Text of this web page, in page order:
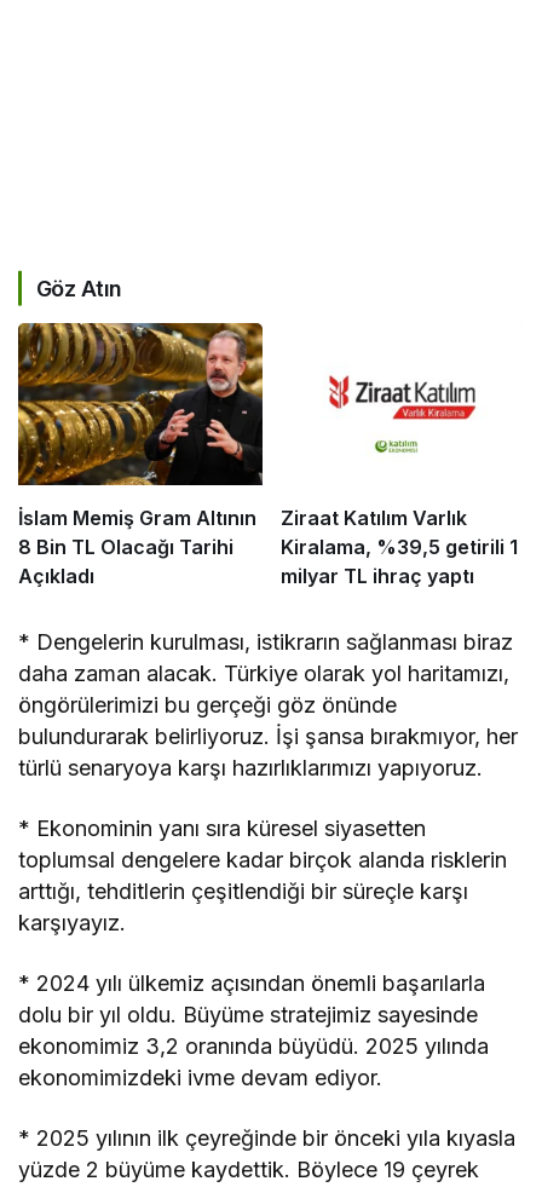
Göz Atın
İslam Memiş Gram Altının
8 Bin TL Olacağı Tarihi
Açıkladı
Ziraat Katılım Varlık
Kiralama, %39,5 getirili 1
milyar TL ihraç yaptı
* Dengelerin kurulması, istikrarın sağlanması biraz
daha zaman alacak. Türkiye olarak yol haritamızı,
öngörülerimizi bu gerçeği göz önünde
bulundurarak belirliyoruz. İşi şansa bırakmıyor, her
türlü senaryoya karşı hazırlıklarımızı yapıyoruz.
* Ekonominin yanı sıra küresel siyasetten
toplumsal dengelere kadar birçok alanda risklerin
arttığı, tehditlerin çeşitlendiği bir süreçle karşı
karşıyayız.
* 2024 yılı ülkemiz açısından önemli başarılarla
dolu bir yıl oldu. Büyüme stratejimiz sayesinde
ekonomimiz 3,2 oranında büyüdü. 2025 yılında
ekonomimizdeki ivme devam ediyor.
* 2025 yılının ilk çeyreğinde bir önceki yıla kıyasla
yüzde 2 büyüme kaydettik. Böylece 19 çeyrek